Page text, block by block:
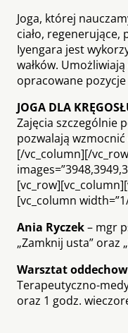
Joga, której
ciało,
Iyengara jest
wałków.
opracowane
JOGA DLA
Zajęcia szczególnie
pozwalają
[/vc_column][/
[vc_column
Ania Ryczek– mgr
„Zamknij usta” oraz
Warsztat
Terapeutyczno-
oraz 1 godz.